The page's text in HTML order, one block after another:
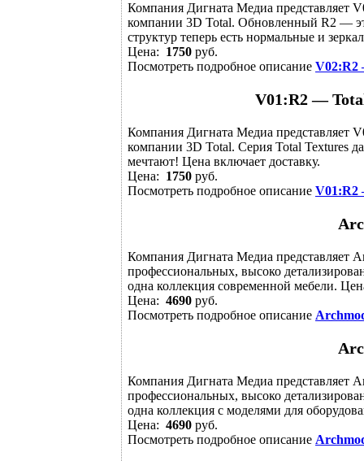
Компания Дигната Медиа представляет
компании 3D Total. Обновленный R2 —
структур теперь есть нормальные и
Цена: 1750 руб.
Посмотреть подробное описание V02:R2
V01:R2 —
Компания Дигната Медиа представляет
компании 3D Total. Серия Total Textures
мечтают! Цена включает доставку.
Цена: 1750 руб.
Посмотреть подробное описание V01:R2
Компания Дигната Медиа представляет
профессиональных, высоко
одна коллекция современной мебели.
Цена: 4690 руб.
Посмотреть подробное описание
Компания Дигната Медиа представляет
профессиональных, высоко
одна коллекция с моделями для
Цена: 4690 руб.
Посмотреть подробное описание